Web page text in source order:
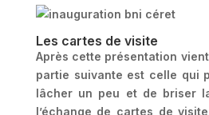
Les cartes de visite
Après cette présentation
partie suivante est celle qui
lâcher un peu et de briser
l’échange de cartes de